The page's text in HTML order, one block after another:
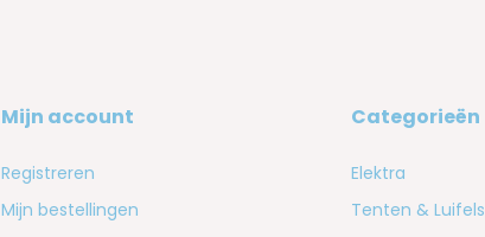
Mijn account
Registreren
Mijn bestellingen
Categorieën
Elektra
Tenten & Luifels